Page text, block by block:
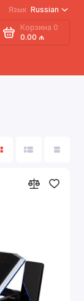
Язык Russian
Корзина 0
0.00 ₼